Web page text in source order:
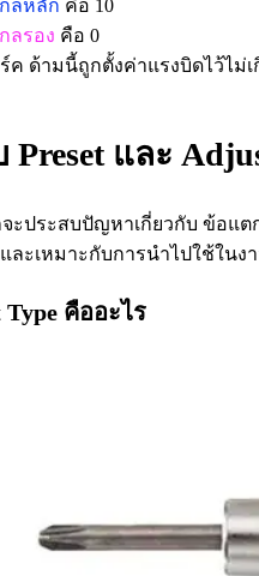
กลหลัก คือ 10
ลรอง คือ 0
ค ด้ามนี้ถูกตั้งค่าแรงบิดไว้ไม่
และ
ประสบปัญหาเกี่ยวกับ ข้อแต
ละเหมาะกับการนำไปใช้ในง
คืออะไร